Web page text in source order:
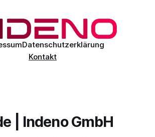
Datenschutzerklärung
Kontakt
| Indeno GmbH